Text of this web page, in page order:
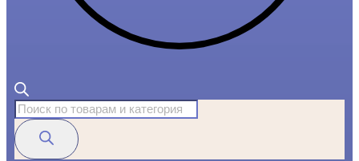
Поиск
товаров